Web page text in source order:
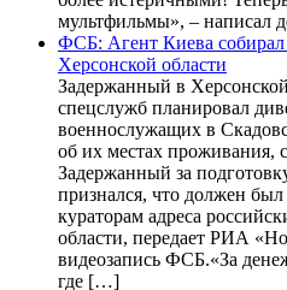
мультфильмы», – написал
ФСБ: Агент Киева собирал
Херсонской области
Задержанный в
спецслужб планировал
военнослужащих в
об их местах
Задержанный за
признался, что должен
кураторам адреса
области, передает РИА
видеозапись ФСБ.«За
где […]